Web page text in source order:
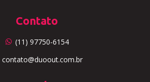
Contato
(11) 97750-6154
contato@duoout.com.br